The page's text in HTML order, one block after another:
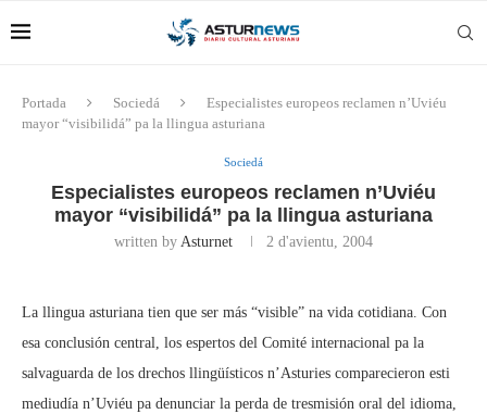
Portada Sociedá
Especialistes europeos reclamen n’Uviéu
mayor “visibilidá” pa la llingua asturiana
Sociedá
Especialistes europeos reclamen n’Uviéu
mayor “visibilidá” pa la llingua asturiana
written by Asturnet 2 d'avientu, 2004
La llingua asturiana tien que ser más “visible” na vida cotidiana. Con
esa conclusión central, los espertos del Comité internacional pa la
salvaguarda de los drechos llingüísticos n’Asturies comparecieron esti
mediudía n’Uviéu pa denunciar la perda de tresmisión oral del idioma,